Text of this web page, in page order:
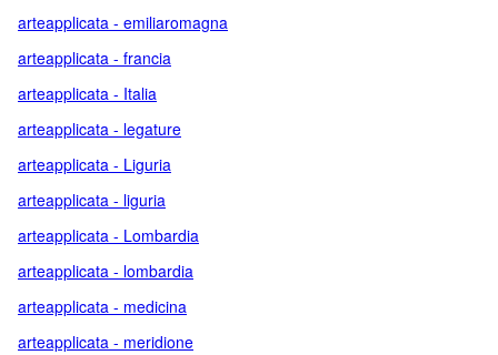
arteapplicata - emiliaromagna
arteapplicata - francia
arteapplicata - Italia
arteapplicata - legature
arteapplicata - Liguria
arteapplicata - liguria
arteapplicata - Lombardia
arteapplicata - lombardia
arteapplicata - medicina
arteapplicata - meridione